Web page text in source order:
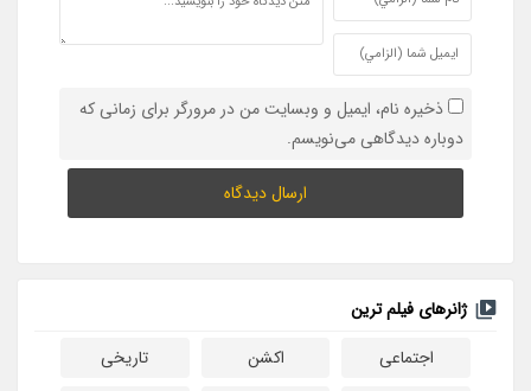
ذخیره نام، ایمیل و وبسایت من در مرورگر برای زمانی که
دوباره دیدگاهی می‌نویسم.
ژانرهای فیلم ترین
اجتماعی
اکشن
تاریخی